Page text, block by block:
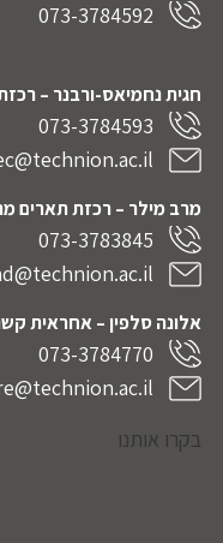
073-3784592
חגית נחמיאס-ורבנר –
073-3784593
מרב מילר – רכזת תארים
073-3783845
אלונה סלפין – אחראית
073-3784770
בקרו אותנו